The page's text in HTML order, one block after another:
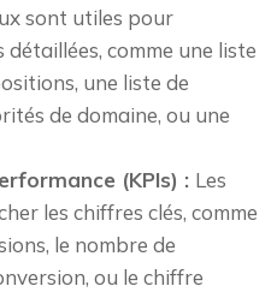
sont utiles pour
comme une liste
une liste de
de domaine, ou une
(KPIs) : Les
les chiffres clés, comme
le nombre de
ou le chiffre